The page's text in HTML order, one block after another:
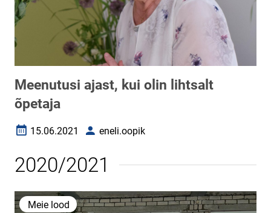
Meenutusi ajast, kui olin lihtsalt
õpetaja
Loomise kuupäev
15.06.2021 Autoreneli.oopik
2020/2021
Meie lood